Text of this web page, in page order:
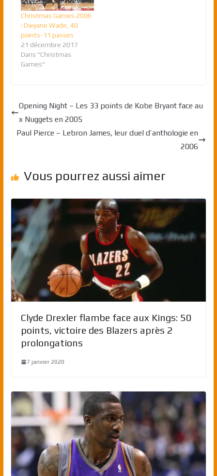
Christmas Games 2006
: Dwyane Wade, 40
points-11 passes
21 décembre 2017
Dans "Christmas
Games"
Opening Night – Les 33 points de Kobe Bryant face au
x Nuggets en 2005
Paul Pierce – Lebron James, leur duel d’anthologie en
2006
Vous pourrez aussi aimer
Clyde Drexler flambe face aux Kings: 50
points, victoire des Blazers après 2
prolongations
7 janvier 2020